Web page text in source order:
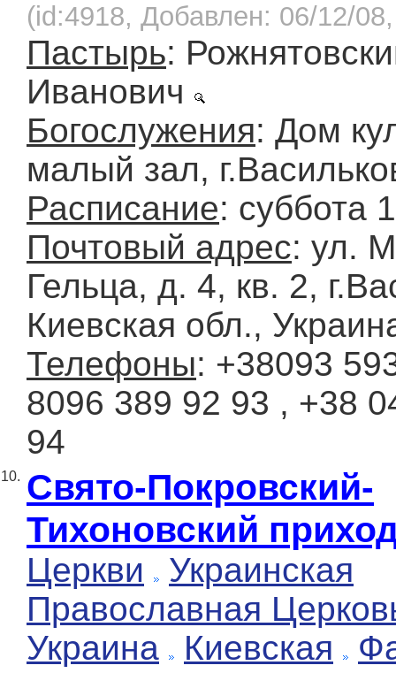
(id:4918, Добавлен: 06/12/
Пастырь:
Иванович
Богослужения: Дом
малый зал,
Расписание: суббота
Почтовый адрес: ул.
Гельца, д. 4, кв. 2,
Киевская обл.,
Телефоны: +38093
8096 389 92 93 , +38
94
10. Свято-Покровский-
Тихоновский
Церкви
Украинская
Православная
Украина
Киевская